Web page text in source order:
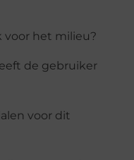
voor het milieu?
de gebruiker
voor dit